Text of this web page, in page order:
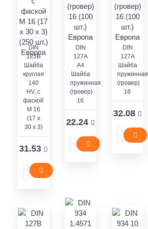
DIN
125В
Шайба
круглая
140
HV, с
фаской
М 16
(17 x
30 x 3)
31.53
DIN
127А
А4
Шайба
пружинная
(гровер)
16
22.24
DIN
127А
Шайба
пружинная
(гровер)
16
32.08